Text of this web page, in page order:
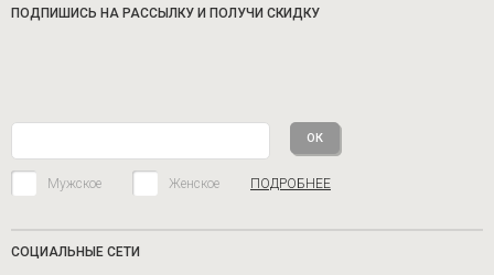
ПОДПИШИСЬ НА РАССЫЛКУ И ПОЛУЧИ СКИДКУ
Мужское Женское ПОДРОБНЕЕ
СОЦИАЛЬНЫЕ СЕТИ